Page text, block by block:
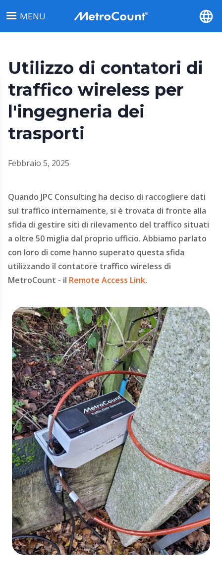
contenuto
MENU
Utilizzo di contatori di
traffico wireless per
l'ingegneria dei
trasporti
Febbraio 5, 2025
Quando JPC Consulting ha deciso di raccogliere dati
sul traffico internamente, si è trovata di fronte alla
sfida di gestire siti di rilevamento del traffico situati
a oltre 50 miglia dal proprio ufficio. Abbiamo parlato
con loro di come hanno superato questa sfida
utilizzando il contatore traffico wireless di
MetroCount - il Remote Access Link.